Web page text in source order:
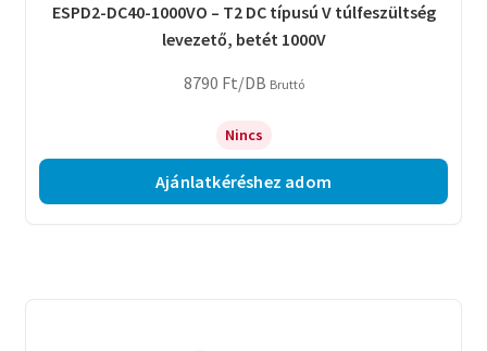
ESPD2-DC40-1000VO – T2 DC típusú V túlfeszültség
levezető, betét 1000V
8790 Ft/DB Bruttó
Nincs
Ajánlatkéréshez adom